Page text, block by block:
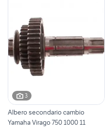
3
Albero secondario cambio
Yamaha Virago 750 1000 11